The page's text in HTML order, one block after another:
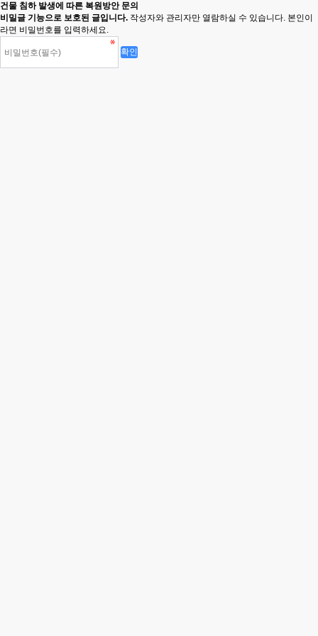
건물 침하 발생에 따른 복원방안 문의
비밀글 기능으로 보호된 글입니다. 작성자와 관리자만 열람하실 수 있습니다. 본인이
라면 비밀번호를 입력하세요.